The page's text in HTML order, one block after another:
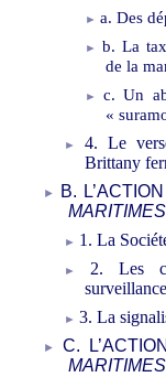
a. Des
b. La
de la
c. Un
«
4. Le
Brittany
B.
MARITIMES
1. La
2. Les
3. La
C.
MARITIMES